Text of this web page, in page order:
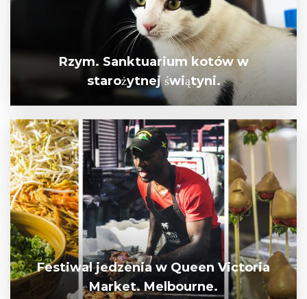
Rzym. Sanktuarium kotów w
starożytnej świątyni.
Festiwal jedzenia w Queen Victoria
Market. Melbourne.